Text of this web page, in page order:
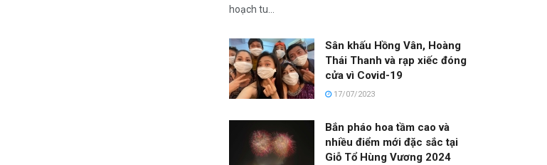
hoạch tu...
Sân khấu Hồng Vân, Hoàng
Thái Thanh và rạp xiếc đóng
cửa vì Covid-19
17/07/2023
Bắn pháo hoa tầm cao và
nhiều điểm mới đặc sắc tại
Giỗ Tổ Hùng Vương 2024